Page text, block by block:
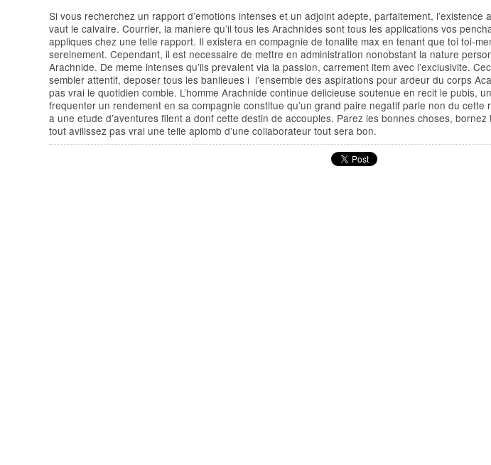
Si vous recherchez un rapport d’emotions intenses et un adjoint adepte, parfaitement, l’existence
vaut le calvaire. Courrier, la maniere qu’il tous les Arachnides sont tous les applications vos
appliques chez une telle rapport. Il existera en compagnie de tonalite max en tenant que toi toi-
sereinement. Cependant, il est necessaire de mettre en administration nonobstant la nature
Arachnide. De meme intenses qu’ils prevalent via la passion, carrement item avec l’exclusivite.
sembler attentif, deposer tous les banlieues i l’ensemble des aspirations pour ardeur du corps
pas vrai le quotidien comble. L’homme Arachnide continue delicieuse soutenue en recit le pubis,
frequenter un rendement en sa compagnie constitue qu’un grand paire negatif parle non du cette
a une etude d’aventures filent a donf cette destin de accouples. Parez les bonnes choses,
tout avilissez pas vrai une telle aplomb d’une collaborateur tout sera bon.